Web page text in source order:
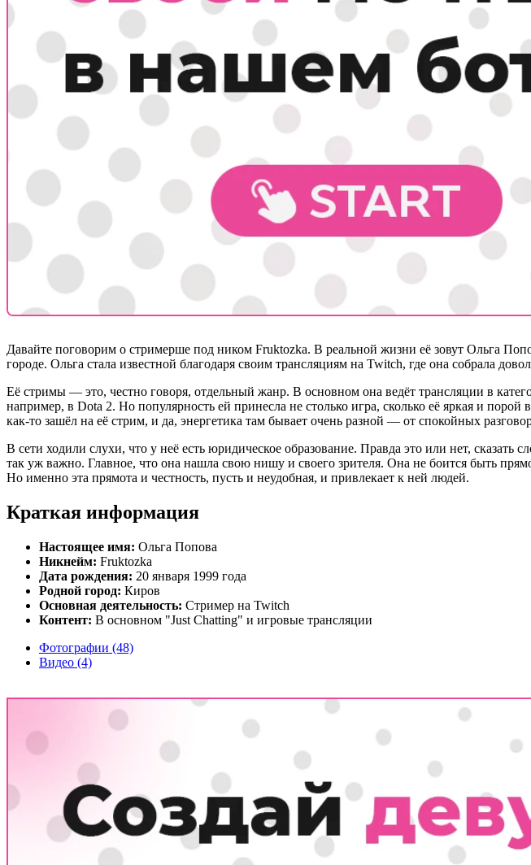
Давайте поговорим о стримерше под ником Fruktozka. В реальной жизни её зовут Ольга
городе. Ольга стала известной благодаря своим трансляциям на Twitch, где она собрала
Её стримы — это, честно говоря, отдельный жанр. В основном она ведёт трансляции в
например, в Dota 2. Но популярность ей принесла не столько игра, сколько её яркая и
как-то зашёл на её стрим, и да, энергетика там бывает очень разной — от спокойных
В сети ходили слухи, что у неё есть юридическое образование. Правда это или нет, сказать
так уж важно. Главное, что она нашла свою нишу и своего зрителя. Она не боится быть
Но именно эта прямота и честность, пусть и неудобная, и привлекает к ней людей.
Краткая информация
Настоящее имя: Ольга Попова
Никнейм: Fruktozka
Дата рождения: 20 января 1999 года
Родной город: Киров
Основная деятельность: Стример на Twitch
Контент: В основном "Just Chatting" и игровые трансляции
Фотографии (48)
Видео (4)